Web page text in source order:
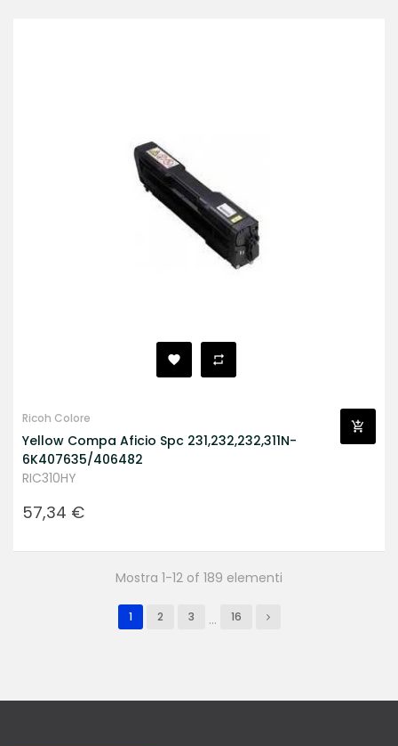
Ricoh Colore
Yellow Compa Aficio Spc 231,232,232,311N-
6K407635/406482
RIC310HY
Prezzo
57,34 €
Mostra 1-12 of 189 elementi
1 2 3 … 16